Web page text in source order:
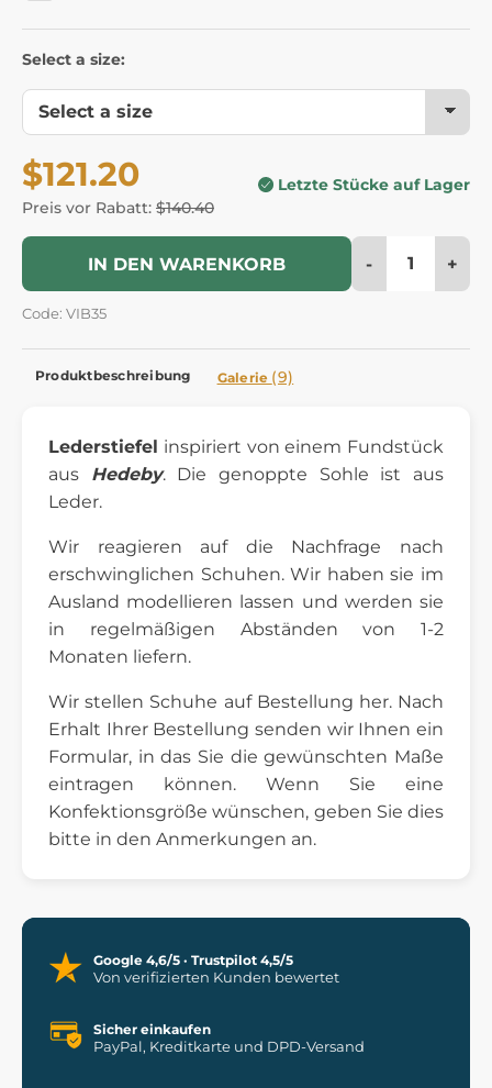
Select a size:
$121.20
Preis vor Rabatt: $140.40
Letzte Stücke auf Lager
IN DEN WARENKORB - +
Code: VIB35
Produktbeschreibung Galerie (9)
Lederstiefel inspiriert von einem Fundstück
aus Hedeby. Die genoppte Sohle ist aus
Leder.
Wir reagieren auf die Nachfrage nach
erschwinglichen Schuhen. Wir haben sie im
Ausland modellieren lassen und werden sie
in regelmäßigen Abständen von 1-2
Monaten liefern.
Wir stellen Schuhe auf Bestellung her. Nach
Erhalt Ihrer Bestellung senden wir Ihnen ein
Formular, in das Sie die gewünschten Maße
eintragen können. Wenn Sie eine
Konfektionsgröße wünschen, geben Sie dies
bitte in den Anmerkungen an.
Google 4,6/5 · Trustpilot 4,5/5
Von verifizierten Kunden bewertet
Sicher einkaufen
PayPal, Kreditkarte und DPD-Versand